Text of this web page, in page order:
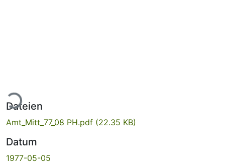
Dateien
Amt_Mitt_77_08 PH.pdf (22.35 KB)
Datum
1977-05-05